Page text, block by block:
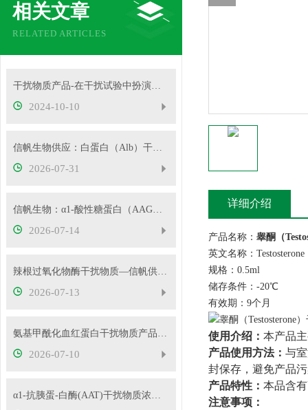
相关文章
RELATED ARTICLES
干扰物质产品-在干扰试验中扮演着重要角色
2024-10-10
信帆生物供应：白蛋白（Alb）干扰物质
2026-07-31
信帆生物：α1-酸性糖蛋白（AAG）干扰物质使用说明
2026-07-14
辣根过氧化物酶干扰物质—信帆供应多种浓度
2026-07-13
氨基甲酰化血红蛋白干扰物质产品使用方法
2026-07-10
α1-抗胰蛋-白酶(AAT)干扰物质浓度可根据客户要求定制
详细介绍
产品名称： 睾酮（
英文名称：Testosterone
规格：0.5ml
储存条件：-20℃
有效期：9个月
使用介绍： 本产品
产品使用方法： 与
封保存，避免产品
产品特性： 本品含
注意事项：